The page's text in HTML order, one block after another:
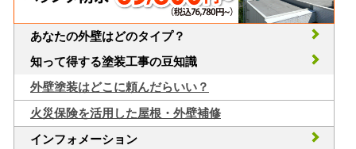
あなたの外壁はどのタイプ？
知って得する塗装工事の豆知識
外壁塗装はどこに頼んだらいい？
火災保険を活用した屋根・外壁補修
インフォメーション